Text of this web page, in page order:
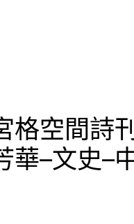
格空間詩
華–文史–